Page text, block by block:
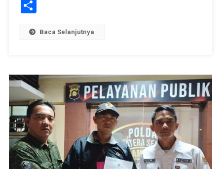
Share
Baca Selanjutnya